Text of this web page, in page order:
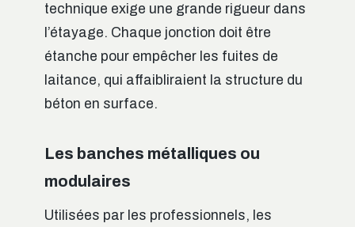
technique exige une grande rigueur dans
l’étayage. Chaque jonction doit être
étanche pour empêcher les fuites de
laitance, qui affaibliraient la structure du
béton en surface.
Les banches métalliques ou
modulaires
Utilisées par les professionnels, les